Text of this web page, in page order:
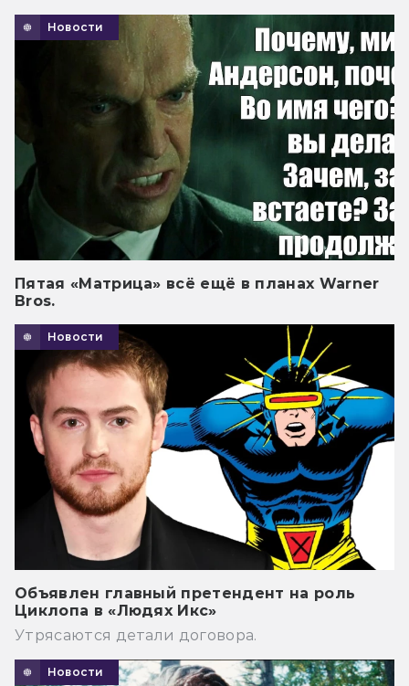
Новости
Пятая «Матрица» всё ещё в планах Warner
Bros.
Новости
Объявлен главный претендент на роль
Циклопа в «Людях Икс»
Утрясаются детали договора.
Новости